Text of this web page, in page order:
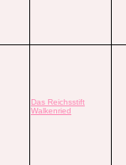
Das Reichsstift
Walkenried